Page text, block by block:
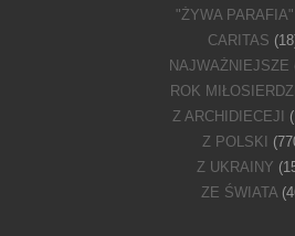
"ŻYWA PARAFIA"
CARITAS
NAJWAŻNIEJSZE
ROK
Z ARCHIDIECEJI
Z POLSKI
Z UKRAINY
ZE ŚWIATA